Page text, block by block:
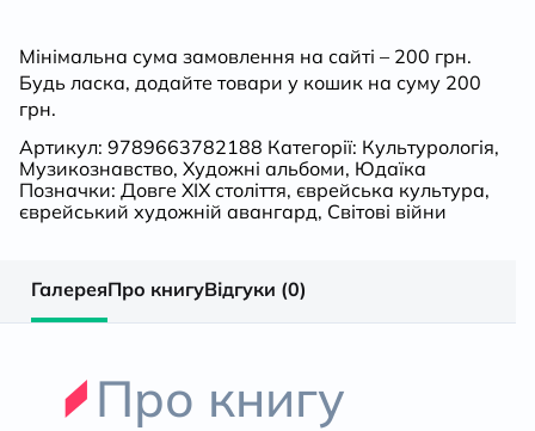
каталог
кількість
Мінімальна сума замовлення на сайті – 200 грн.
Будь ласка, додайте товари у кошик на суму 200
грн.
Артикул: 9789663782188 Категорії: Культурологія,
Музикознавство, Художні альбоми, Юдаїка
Позначки: Довге ХІХ століття, єврейська культура,
єврейський художній авангард, Світові війни
ГалереяПро книгуВідгуки (0)
Про книгу